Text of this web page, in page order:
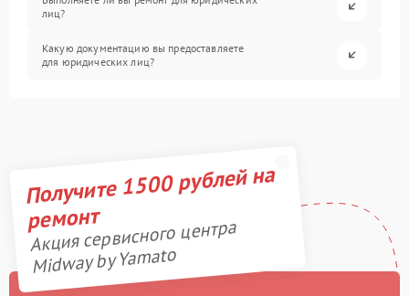
лиц?
Какую документацию вы предоставляете
для юридических лиц?
Получите 1500 рублей на
ремонт
Акция сервисного центра
Midway by Yamato